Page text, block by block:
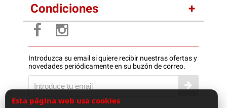
Condiciones
Introduzca su email si quiere recibir nuestras ofertas y
novedades periódicamente en su buzón de correo.
Esta página web usa cookies